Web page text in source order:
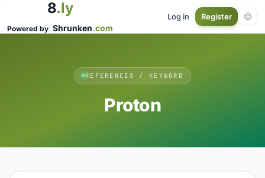
8.ly
Powered by Shrunken.com
Log in Register
REFERENCES / KEYWORD
Proton